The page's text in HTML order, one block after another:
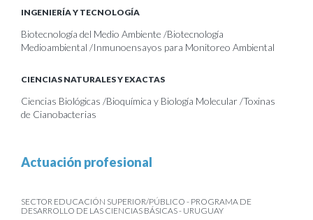
INGENIERÍA Y TECNOLOGÍA
Biotecnología del Medio Ambiente /Biotecnología
Medioambiental /Inmunoensayos para Monitoreo Ambiental
CIENCIAS NATURALES Y EXACTAS
Ciencias Biológicas /Bioquímica y Biología Molecular /Toxinas
de Cianobacterias
Actuación profesional
SECTOR EDUCACIÓN SUPERIOR/PÚBLICO - PROGRAMA DE
DESARROLLO DE LAS CIENCIAS BÁSICAS - URUGUAY